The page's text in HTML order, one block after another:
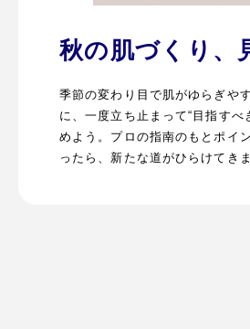
秋の肌づくり、
季節の変わり目で肌がゆらぎや
に、一度立ち止まって“目指すべ
めよう。プロの指南のもとポイ
ったら、新たな道がひらけてき